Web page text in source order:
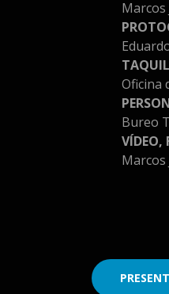
Marcos
Oficina
Bureo
VÍDEO,
Marcos